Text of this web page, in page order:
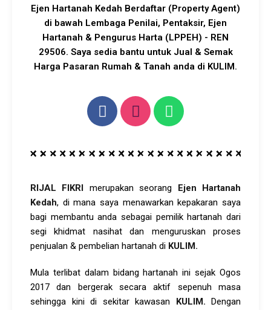
Ejen Hartanah Kedah Berdaftar (Property Agent)
di bawah Lembaga Penilai, Pentaksir, Ejen
Hartanah & Pengurus Harta (LPPEH) - REN
29506. Saya sedia bantu untuk Jual & Semak
Harga Pasaran Rumah & Tanah anda di KULIM.
RIJAL FIKRI merupakan seorang Ejen Hartanah
Kedah, di mana saya menawarkan kepakaran saya
bagi membantu anda sebagai pemilik hartanah dari
segi khidmat nasihat dan menguruskan proses
penjualan & pembelian hartanah di KULIM.
Mula terlibat dalam bidang hartanah ini sejak Ogos
2017 dan bergerak secara aktif sepenuh masa
sehingga kini di sekitar kawasan KULIM. Dengan